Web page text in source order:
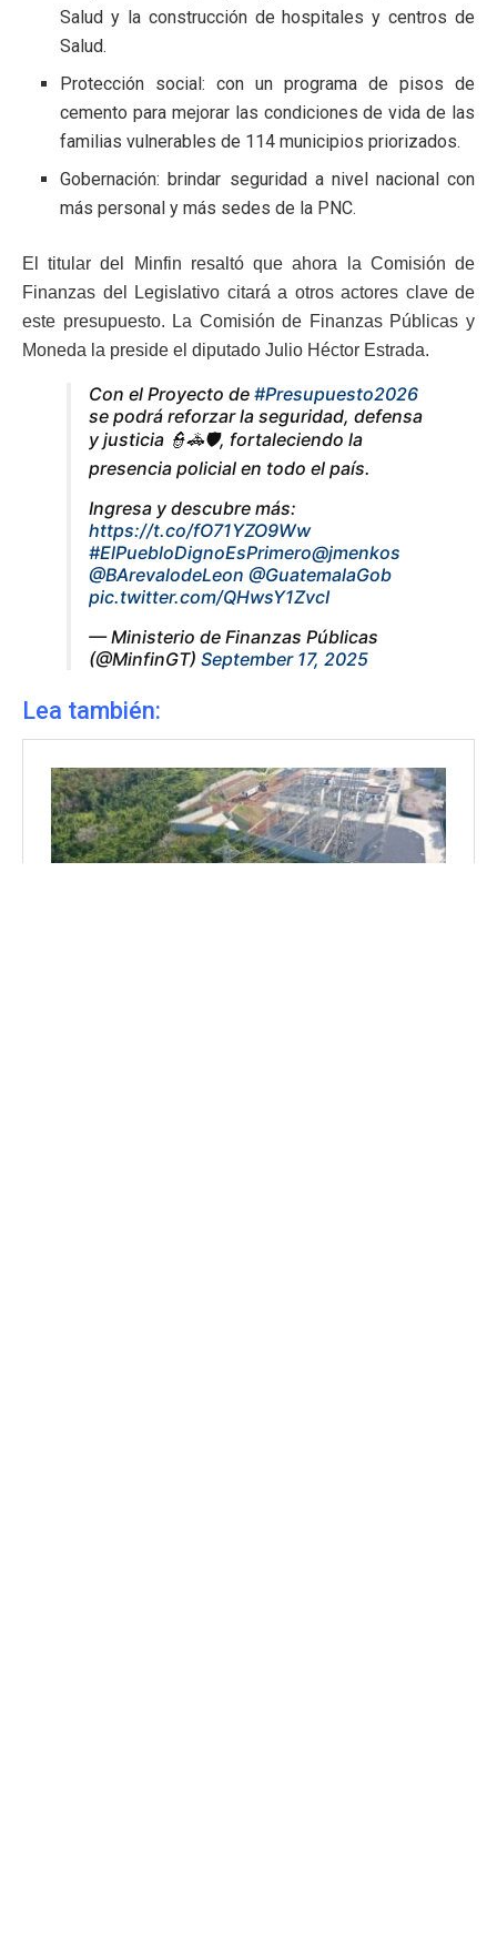
Salud y la construcción de hospitales y centros de
Salud.
Protección social: con un programa de pisos de
cemento para mejorar las condiciones de vida de las
familias vulnerables de 114 municipios priorizados.
Gobernación: brindar seguridad a nivel nacional con
más personal y más sedes de la PNC.
El titular del Minfin resaltó que ahora la Comisión de
Finanzas del Legislativo citará a otros actores clave de
este presupuesto. La Comisión de Finanzas Públicas y
Moneda la preside el diputado Julio Héctor Estrada.
Con el Proyecto de #Presupuesto2026
se podrá reforzar la seguridad, defensa
y justicia 👮🚓🛡️, fortaleciendo la
presencia policial en todo el país.
Ingresa y descubre más:
https://t.co/fO71YZO9Ww
#ElPuebloDignoEsPrimero@jmenkos
@BArevalodeLeon @GuatemalaGob
pic.twitter.com/QHwsY1ZvcI
— Ministerio de Finanzas Públicas
(@MinfinGT) September 17, 2025
Lea también: